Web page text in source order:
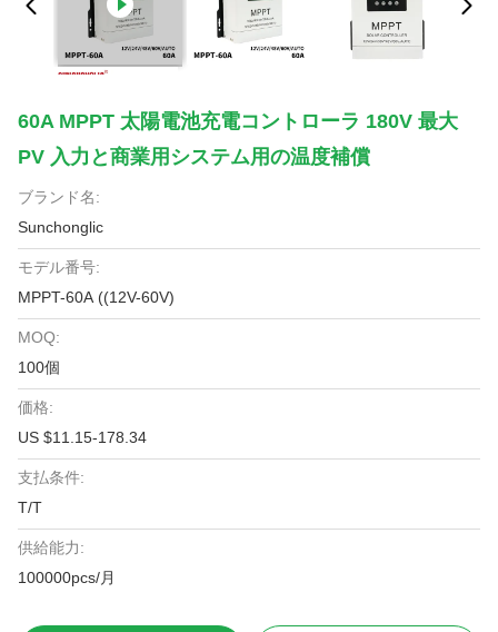
60A MPPT 太陽電池充電コントローラ 180V 最大
PV 入力と商業用システム用の温度補償
ブランド名:
Sunchonglic
モデル番号:
MPPT-60A ((12V-60V)
MOQ:
100個
価格:
US $11.15-178.34
支払条件:
T/T
供給能力:
100000pcs/月